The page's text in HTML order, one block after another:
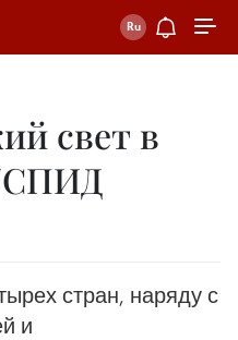
свет в
СПИД
стран, наряду с
и